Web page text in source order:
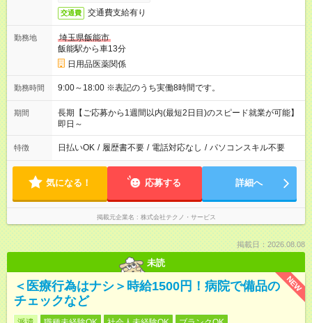
交通費 交通費支給有り
勤務地
埼玉県飯能市
飯能駅から車13分
日用品医薬関係
勤務時間 9:00～18:00 ※表記のうち実働8時間です。
期間
長期【ご応募から1週間以内(最短2日目)のスピード就業が可能】
即日～
特徴 日払いOK / 履歴書不要 / 電話対応なし / パソコンスキル不要
気になる！ 応募する 詳細へ
掲載元企業名 株式会社テクノ・サービス
掲載日：2026.08.08
未読
NEW
＜医療行為はナシ＞時給1500円！病院で備品の
チェックなど